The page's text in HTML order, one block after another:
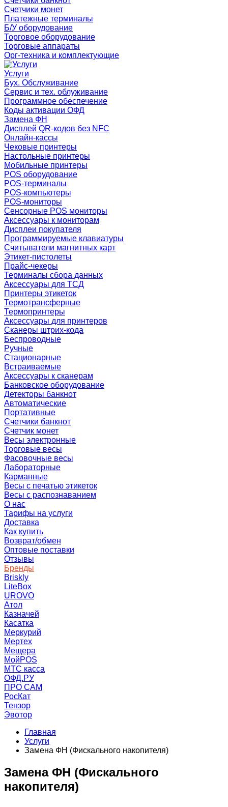
Счетчики монет
Платежные терминалы
Б/У оборудование
Торговое оборудование
Торговые аппараты
Орг-техника и комплектующие
Услуги
Бух. Обслуживание
Сервис и тех. облуживание
Программное обеспечение
Коды активации ОФД
Замена ФН
Дисплей QR-кодов без NFC
Онлайн-кассы
Чековые принтеры
Настольные принтеры
Мобильные принтеры
POS оборудование
POS-терминалы
POS-компьютеры
POS-мониторы
Сенсорные POS мониторы
Аксессуары к мониторам
Дисплеи покупателя
Программируемые клавиатуры
Считыватели магнитных карт
Этикет-пистолеты
Прайс-чекеры
Терминалы сбора данных
Аксессуары для ТСД
Принтеры этикеток
Термотрансферные
Термопринтеры
Аксессуары для принтеров
Сканеры штрих-кода
Беспроводные
Ручные
Стационарные
Встраиваемые
Аксессуары к сканерам
Банковское оборудование
Детекторы банкнот
Автоматические
Портативные
Счетчики банкнот
Счетчик монет
Весы электронные
Торговые весы
Фасовочные весы
Лабораторные
Карманные
Весы с печатью этикеток
Весы с распознаванием
О нас
Тарифы на услуги
Доставка
Как купить
Возврат/обмен
Оптовые поставки
Отзывы
Бренды
Briskly
LiteBox
UROVO
Атол
Казначей
Касатка
Меркурий
Мертех
Мещера
МойPOS
МТС касса
ОФД.РУ
ПРО САМ
РосКат
Тензор
Эвотор
Главная
Услуги
Замена ФН (Фискального накопителя)
Замена ФН (Фискального
накопителя)